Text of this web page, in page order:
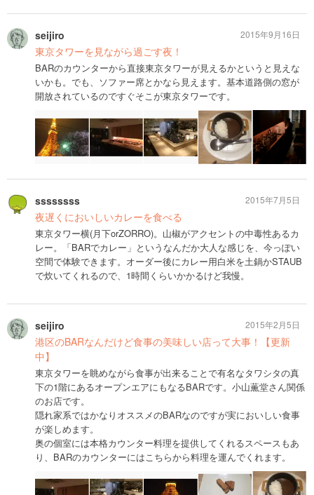
seijiro
東京タワーを見ながら過ごす夜！
BARのカウンターから直接東京タワーが見えるかというと見えな
いかも。でも、ソファー席とかなら見えます。基本道路側の窓が
開放されているのですぐそこが東京タワーです。
2015年9月16日
ssssssss
夜遅くにおいしいカレーを食べる
東京タワー横(月下orZORRO)。山椒がアクセントの中毒性あるカ
レー。「BARでカレー」というなんだか大人な感じを、今っぽい
空間で体験できます。オーダー後にカレー用白米を土鍋かSTAUB
で炊いてくれるので、1時間くらいかかるけど我慢。
2015年7月5日
seijiro
港区のBARなんだけど食事の美味しい店って大事！【更新
中】
東京タワーを眺めながら食事が出来ることで有名なタワシタの真
下の1階にあるオープンエアにもなるBARです。小山薫堂さん関係
のお店です。
隠れ家系ではかなりオススメのBARなのですが実においしい食事
が楽しめます。
奥の個室には本格カウンター料理を提供してくれるスペースもあ
り、BARのカウンターにはこちらから料理を運んでくれます。
2015年2月5日